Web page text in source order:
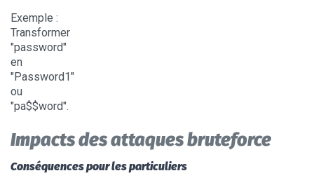
Exemple :
Transformer
"password"
en
"Password1"
ou
"pa$$word".
Impacts des attaques bruteforce
Conséquences pour les particuliers